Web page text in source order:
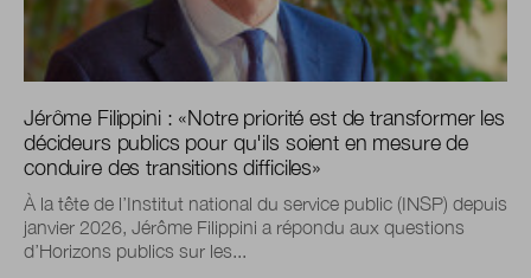
Jérôme Filippini : «Notre priorité est de transformer les
décideurs publics pour qu'ils soient en mesure de
conduire des transitions difficiles»
À la tête de l’Institut national du service public (INSP) depuis
janvier 2026, Jérôme Filippini a répondu aux questions
d’Horizons publics sur les...